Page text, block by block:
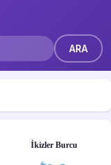
İkizler Burcu